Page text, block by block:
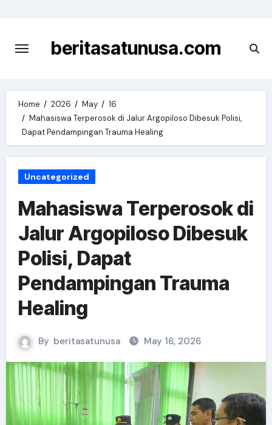
content
beritasatunusa.com
Home 2026 May
16
Mahasiswa Terperosok di Jalur Argopiloso Dibesuk Polisi,
Dapat Pendampingan Trauma Healing
Uncategorized
Mahasiswa Terperosok di
Jalur Argopiloso Dibesuk
Polisi, Dapat
Pendampingan Trauma
Healing
By beritasatunusa May 16, 2026